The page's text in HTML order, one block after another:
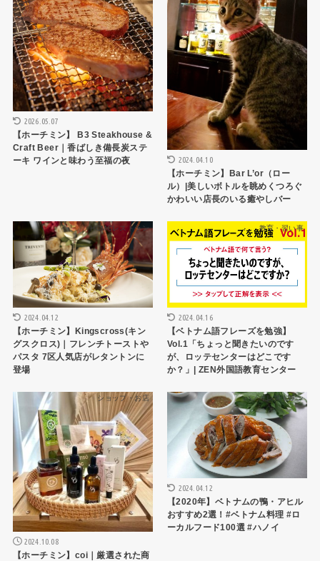
2026.05.07
【ホーチミン】 B3 Steakhouse &
Craft Beer｜香ばしき備長炭ステ
ーキ ワインと味わう至福の夜
2024.04.10
【ホーチミン】Bar L’or（ロー
ル）|美しいボトルを眺めくつろぐ
かわいい店長のいる癒やしバー
HCMCレストラン
2024.04.12
【ホーチミン】Kingscross(キン
グスクロス)｜フレンチトーストや
パスタ 7区人気店がレタントンに
登場
教育・習い事
2024.04.16
【ベトナム語フレーズを勉強】
Vol.1「ちょっと聞きたいのです
が、ロッテセンターはどこです
か？」| ZEN外国語教育センター
ショップ・お店
2024.10.08
【ホーチミン】coi｜厳選された商
ハノイレストラン
2024.04.12
【2020年】ベトナムの鴨・アヒル
おすすめ2選！#ベトナム料理 #ロ
ーカルフード100選 #ハノイ